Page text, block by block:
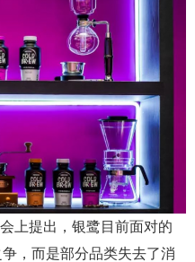
上提出，银鹭目前面对的
，而是部分品类失去了消